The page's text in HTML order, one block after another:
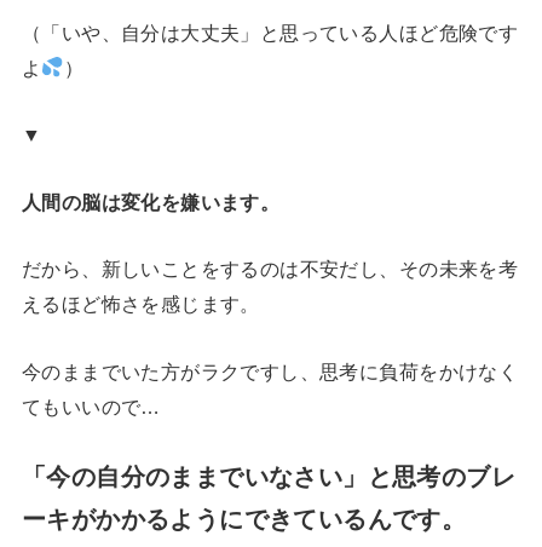
（「いや、自分は大丈夫」と思っている人ほど危険です
よ
）
▼
人間の脳は変化を嫌います。
だから、新しいことをするのは不安だし、その未来を考
えるほど怖さを感じます。
今のままでいた方がラクですし、思考に負荷をかけなく
てもいいので…
「今の自分のままでいなさい」と思考のブレ
ーキがかかるようにできているんです。